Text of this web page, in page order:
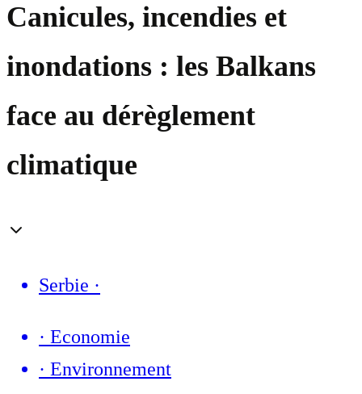
Canicules, incendies et
inondations : les Balkans
face au dérèglement
climatique
Serbie ·
· Economie
· Environnement